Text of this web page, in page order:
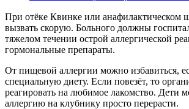
При отёке Квинке или анафилактическом
вызвать скорую. Больного должны
тяжелом течении острой аллергической
гормональные препараты.
От пищевой аллергии можно избавиться,
специальную диету. Если повезёт, то
реагировать на любимое лакомство. Дети
аллергию на клубнику просто перерасти.